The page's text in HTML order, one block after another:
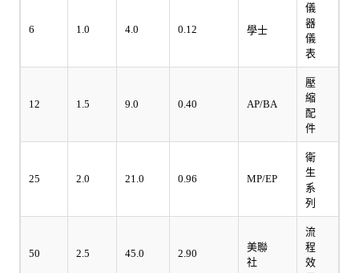
6 1.0 4.0 0.12 學士
儀
器
儀
表
12 1.5 9.0 0.40 AP/BA
壓
縮
配
件
25 2.0 21.0 0.96 MP/EP
衛
生
系
列
50 2.5 45.0 2.90
美聯
社
流
程
效